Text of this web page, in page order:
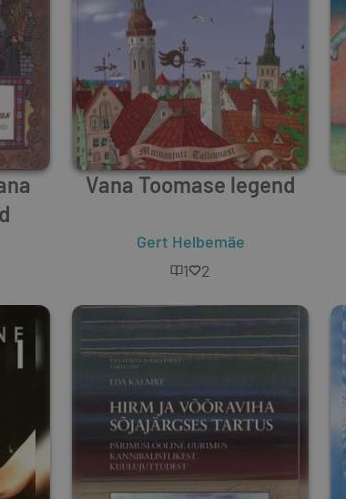
Vana Toomase legend
Gert Helbemäe
1
2